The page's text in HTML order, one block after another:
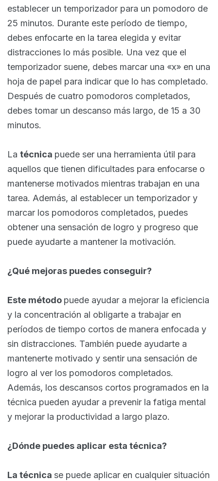
establecer un temporizador para un pomodoro de
25 minutos. Durante este período de tiempo,
debes enfocarte en la tarea elegida y evitar
distracciones lo más posible. Una vez que el
temporizador suene, debes marcar una «x» en una
hoja de papel para indicar que lo has completado.
Después de cuatro pomodoros completados,
debes tomar un descanso más largo, de 15 a 30
minutos.
La técnica puede ser una herramienta útil para
aquellos que tienen dificultades para enfocarse o
mantenerse motivados mientras trabajan en una
tarea. Además, al establecer un temporizador y
marcar los pomodoros completados, puedes
obtener una sensación de logro y progreso que
puede ayudarte a mantener la motivación.
¿Qué mejoras puedes conseguir?
Este método puede ayudar a mejorar la eficiencia
y la concentración al obligarte a trabajar en
períodos de tiempo cortos de manera enfocada y
sin distracciones. También puede ayudarte a
mantenerte motivado y sentir una sensación de
logro al ver los pomodoros completados.
Además, los descansos cortos programados en la
técnica pueden ayudar a prevenir la fatiga mental
y mejorar la productividad a largo plazo.
¿Dónde puedes aplicar esta técnica?
La técnica se puede aplicar en cualquier situación